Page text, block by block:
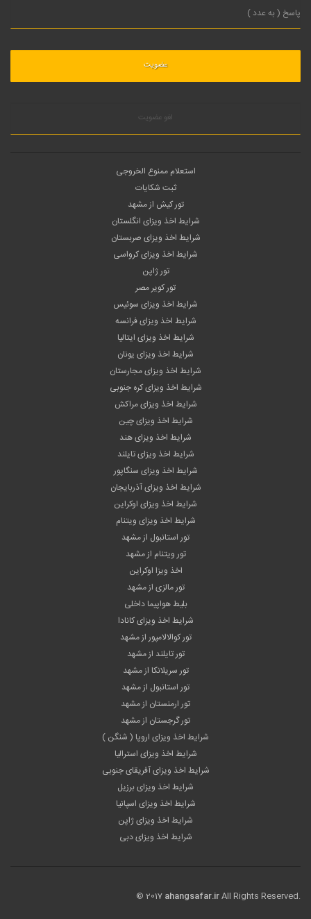
لغو عضویت
استعلام ممنوع الخروجی
ثبت شکایات
تور کیش از مشهد
شرایط اخذ ویزای انگلستان
شرایط اخذ ویزای صربستان
شرایط اخذ ویزای کرواسی
تور ژاپن
تور کویر مصر
شرایط اخذ ویزای سوئیس
شرایط اخذ ویزای فرانسه
شرایط اخذ ویزای ایتالیا
شرایط اخذ ویزای یونان
شرایط اخذ ویزای مجارستان
شرایط اخذ ویزای کره جنوبی
شرایط اخذ ویزای مراکش
شرایط اخذ ویزای چین
شرایط اخذ ویزای هند
شرایط اخذ ویزای تایلند
شرایط اخذ ویزای سنگاپور
شرایط اخذ ویزای آذربایجان
شرایط اخذ ویزای اوکراین
شرایط اخذ ویزای ویتنام
تور استانبول از مشهد
تور ویتنام از مشهد
اخذ ویزا اوکراین
تور مالزی از مشهد
بلیط هواپیما داخلی
شرایط اخذ ویزای کانادا
تور کوالالامپور از مشهد
تور تایلند از مشهد
تور سریلانکا از مشهد
تور استانبول از مشهد
تور ارمنستان از مشهد
تور گرجستان از مشهد
شرایط اخذ ویزای اروپا ( شنگن )
شرایط اخذ ویزای استرالیا
شرایط اخذ ویزای آفریقای جنوبی
شرایط اخذ ویزای برزیل
شرایط اخذ ویزای اسپانیا
شرایط اخذ ویزای ژاپن
شرایط اخذ ویزای دبی
© 2017 ahangsafar.irAll Rights Reserved.